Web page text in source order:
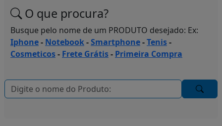
O que procura?
Busque pelo nome de um PRODUTO desejado: Ex:
Iphone- Notebook-Smartphone-Tenis-
Cosmeticos- Frete Grátis- Primeira Compra